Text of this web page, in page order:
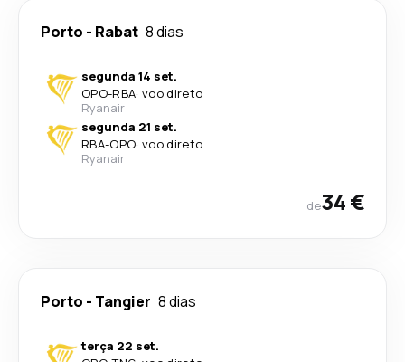
Porto - Rabat 8 dias
segunda 14 set.
OPO-RBA· voo direto
Ryanair
segunda 21 set.
RBA-OPO· voo direto
Ryanair
de34 €
Porto - Tangier 8 dias
terça 22 set.